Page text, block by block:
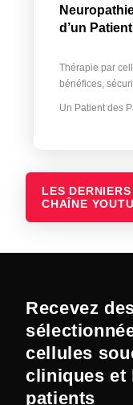
d’un
Thérapie par
bénéfices,
Un Patient des
LES
CHAÎNE
Recevez
cellules
cliniques et
patients